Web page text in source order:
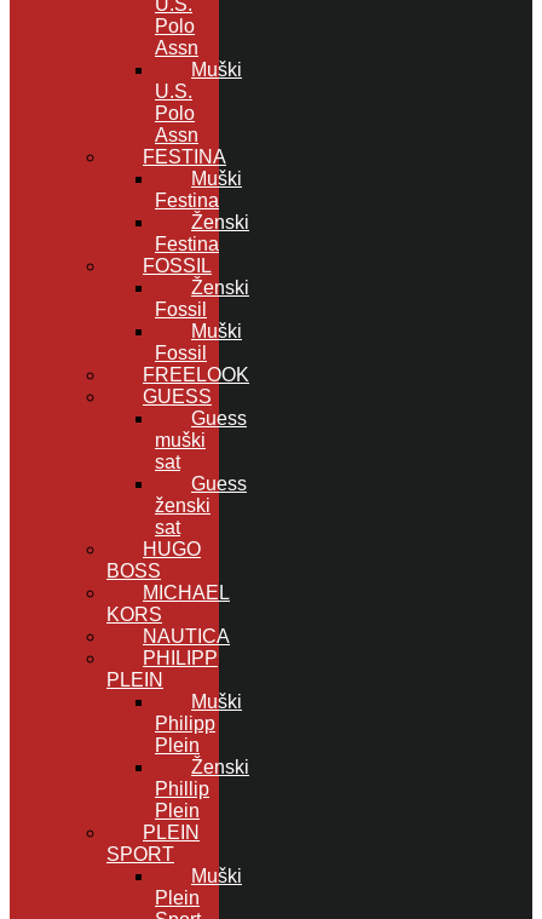
Polo
Assn
Muški
U.S.
Polo
Assn
FESTINA
Muški
Festina
Ženski
Festina
FOSSIL
Ženski
Fossil
Muški
Fossil
FREELOOK
GUESS
Guess
muški
sat
Guess
ženski
sat
HUGO
BOSS
MICHAEL
KORS
NAUTICA
PHILIPP
PLEIN
Muški
Philipp
Plein
Ženski
Phillip
Plein
PLEIN
SPORT
Muški
Plein